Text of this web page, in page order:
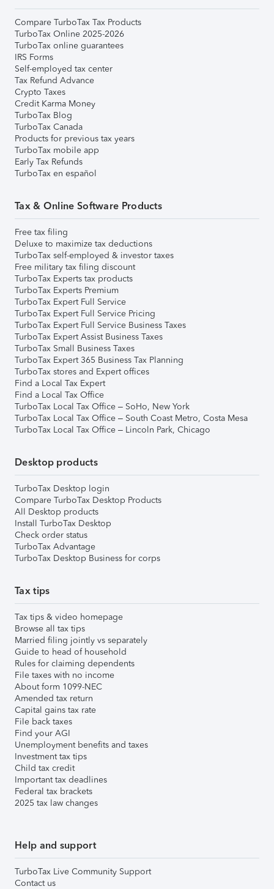
Compare TurboTax Tax Products
TurboTax Online 2025-2026
TurboTax online guarantees
IRS Forms
Self-employed tax center
Tax Refund Advance
Crypto Taxes
Credit Karma Money
TurboTax Blog
TurboTax Canada
Products for previous tax years
TurboTax mobile app
Early Tax Refunds
TurboTax en español
Tax & Online Software Products
Free tax filing
Deluxe to maximize tax deductions
TurboTax self-employed & investor taxes
Free military tax filing discount
TurboTax Experts tax products
TurboTax Experts Premium
TurboTax Expert Full Service
TurboTax Expert Full Service Pricing
TurboTax Expert Full Service Business Taxes
TurboTax Expert Assist Business Taxes
TurboTax Small Business Taxes
TurboTax Expert 365 Business Tax Planning
TurboTax stores and Expert offices
Find a Local Tax Expert
Find a Local Tax Office
TurboTax Local Tax Office – SoHo, New York
TurboTax Local Tax Office – South Coast Metro, Costa Mesa
TurboTax Local Tax Office – Lincoln Park, Chicago
Desktop products
TurboTax Desktop login
Compare TurboTax Desktop Products
All Desktop products
Install TurboTax Desktop
Check order status
TurboTax Advantage
TurboTax Desktop Business for corps
Tax tips
Tax tips & video homepage
Browse all tax tips
Married filing jointly vs separately
Guide to head of household
Rules for claiming dependents
File taxes with no income
About form 1099-NEC
Amended tax return
Capital gains tax rate
File back taxes
Find your AGI
Unemployment benefits and taxes
Investment tax tips
Child tax credit
Important tax deadlines
Federal tax brackets
2025 tax law changes
Help and support
TurboTax Live Community Support
Contact us